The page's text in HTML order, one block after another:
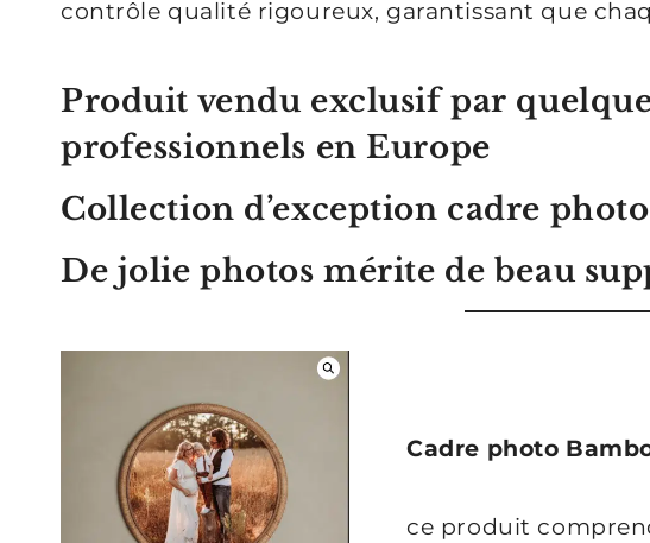
contrôle qualité rigoureux, garantissant que
Produit vendu exclusif par
professionnels en Europe
Collection d’exception cadre
De jolie photos mérite de beau
Cadre photo
ce produit